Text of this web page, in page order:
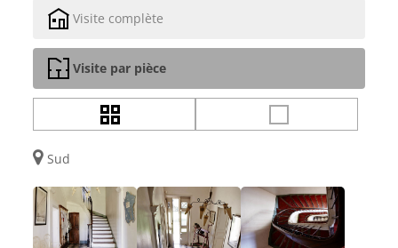
Visite complète
Visite par pièce
Sud